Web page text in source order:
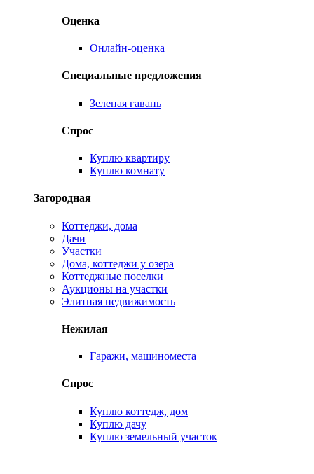
Оценка
Онлайн-оценка
Специальные предложения
Зеленая гавань
Спрос
Куплю квартиру
Куплю комнату
Загородная
Коттеджи, дома
Дачи
Участки
Дома, коттеджи у озера
Коттеджные поселки
Аукционы на участки
Элитная недвижимость
Нежилая
Гаражи, машиноместа
Спрос
Куплю коттедж, дом
Куплю дачу
Куплю земельный участок